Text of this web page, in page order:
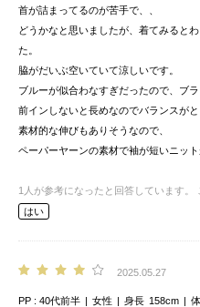
首が詰まってるのが苦手で、、
どうかなと思いましたが、着てみると
た。
脇がだいぶ空いていて涼しいです。
ブルーが似合わなすぎだったので、ブ
前インしないと長めなのでバランスが
素材的な伸びもありそうなので、
ペーパーヤーンの素材で袖が短いニット
1 人が参考になったと回答しています。
はい
2025.05.27
PP 40代前半 女性 身長 158cm